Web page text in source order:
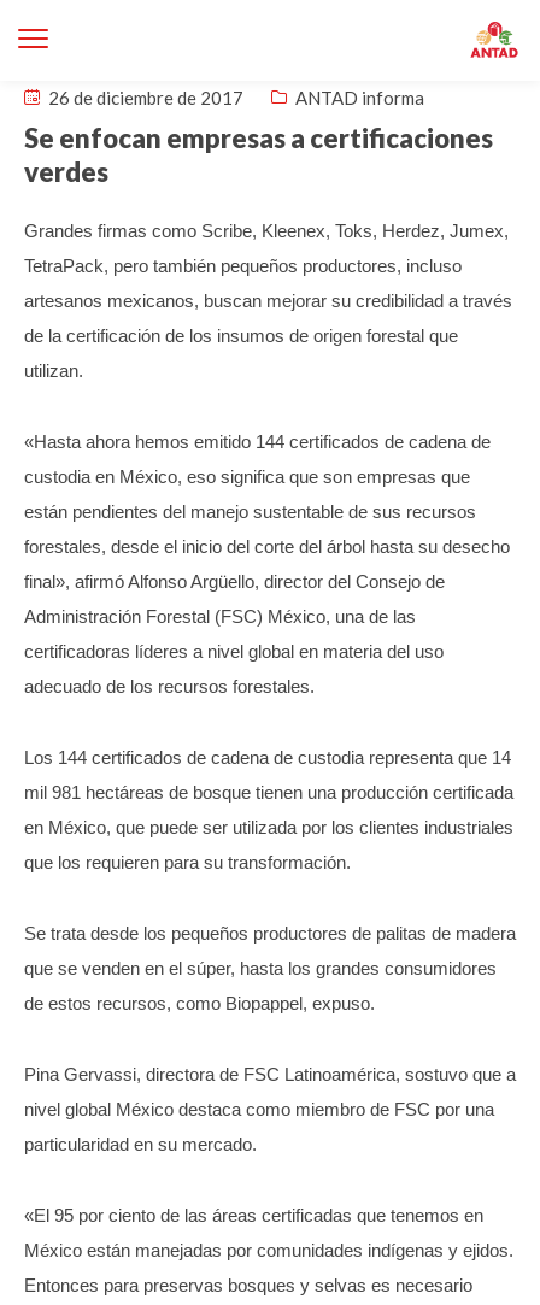
26 de diciembre de 2017 ANTAD informa
Se enfocan empresas a certificaciones
verdes
Grandes firmas como Scribe, Kleenex, Toks, Herdez, Jumex,
TetraPack, pero también pequeños productores, incluso
artesanos mexicanos, buscan mejorar su credibilidad a través
de la certificación de los insumos de origen forestal que
utilizan.
«Hasta ahora hemos emitido 144 certificados de cadena de
custodia en México, eso significa que son empresas que
están pendientes del manejo sustentable de sus recursos
forestales, desde el inicio del corte del árbol hasta su desecho
final», afirmó Alfonso Argüello, director del Consejo de
Administración Forestal (FSC) México, una de las
certificadoras líderes a nivel global en materia del uso
adecuado de los recursos forestales.
Los 144 certificados de cadena de custodia representa que 14
mil 981 hectáreas de bosque tienen una producción certificada
en México, que puede ser utilizada por los clientes industriales
que los requieren para su transformación.
Se trata desde los pequeños productores de palitas de madera
que se venden en el súper, hasta los grandes consumidores
de estos recursos, como Biopappel, expuso.
Pina Gervassi, directora de FSC Latinoamérica, sostuvo que a
nivel global México destaca como miembro de FSC por una
particularidad en su mercado.
«El 95 por ciento de las áreas certificadas que tenemos en
México están manejadas por comunidades indígenas y ejidos.
Entonces para preservas bosques y selvas es necesario